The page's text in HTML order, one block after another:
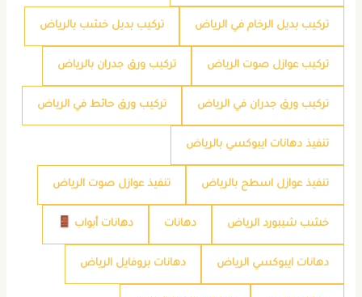
تركيب بديل الرخام في الرياض تركيب بديل خشب بالرياض
تركيب عوازل صوت الرياض تركيب ورق جدران بالرياض
تركيب ورق جدران في الرياض تركيب ورق حائط في الرياض
تنفيذ دهانات ايبوكسي بالرياض
تنفيذ عوازل اسطح بالرياض تنفيذ عوازل صوت الرياض
خشب شيبورد الرياض دهانات دهانات أبواب
دهانات ايبوكسي الرياض دهانات بروفايل الرياض